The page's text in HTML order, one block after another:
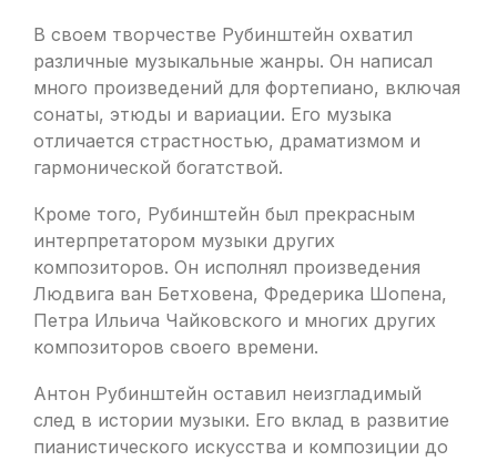
В своем творчестве Рубинштейн охватил
различные музыкальные жанры. Он написал
много произведений для фортепиано, включая
сонаты, этюды и вариации. Его музыка
отличается страстностью, драматизмом и
гармонической богатствой.
Кроме того, Рубинштейн был прекрасным
интерпретатором музыки других
композиторов. Он исполнял произведения
Людвига ван Бетховена, Фредерика Шопена,
Петра Ильича Чайковского и многих других
композиторов своего времени.
Антон Рубинштейн оставил неизгладимый
след в истории музыки. Его вклад в развитие
пианистического искусства и композиции до